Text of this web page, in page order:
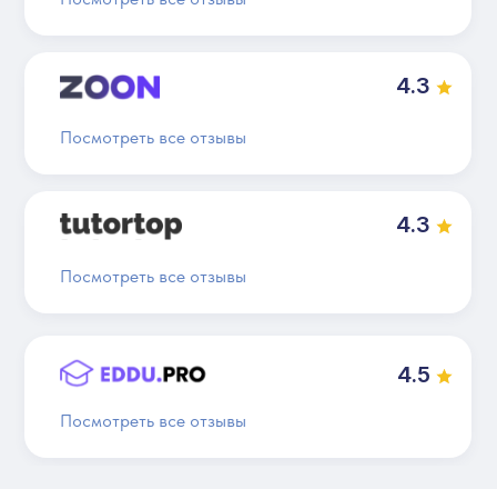
Посмотреть все отзывы
Посмотреть все отзывы
4.3
4.5
Посмотреть все отзывы
4.3